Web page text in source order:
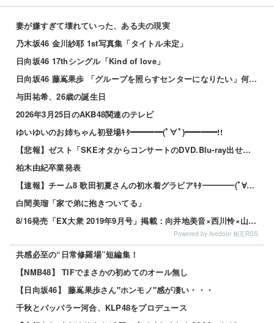
妻が嫌すぎて壊れていった、ある夫の現実
乃木坂46 金川紗耶 1st写真集「タイトル未定」
日向坂46 17thシングル「Kind of love」
日向坂46 藤嶌果歩 「グループを照らすセンターになりたい」何倍もキラキラしたかほりんが降臨【坂道の...
与田祐希、26歳の誕生日
2026年3月25日のAKB48関連のテレビ
ゆいゆいのお姉ちゃん初登場ｷﾀ━━━━(ﾟ∀ﾟ)━━━━!!
【悲報】ゼスト「SKEオタからコンサートのDVD.Blu-ray出せって言われたが2千かかるしペイで...
柏木由紀卒業発表
【速報】チーム8 歌田初夏さんの初水着グラビアｷﾀ━━━━(ﾟ∀ﾟ)━━━━!!
白間美瑠「家で弟に抱きついてる」
8/16発売「EX大衆 2019年9月号」掲載：向井地美音×西川怜×山内瑞葵（AKB48）、村瀬紗英...
Powered by livedoor 相互RSS
共感必至の“日常修羅場”短編集！
【NMB48】 TIFでまさかの初めてのオール無し
【日向坂46】 藤嶌果歩さん"ホンモノ"感が凄い・・・
千秋とパッパラー河合、KLP48をプロデュース